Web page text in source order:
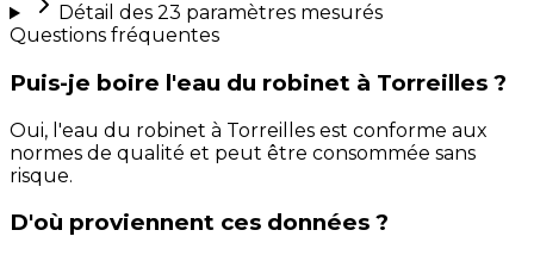
Détail des 23 paramètres mesurés
Questions fréquentes
Puis-je boire l'eau du robinet à Torreilles ?
Oui, l'eau du robinet à Torreilles est conforme aux
normes de qualité et peut être consommée sans
risque.
D'où proviennent ces données ?